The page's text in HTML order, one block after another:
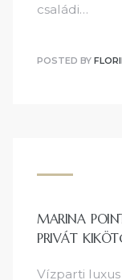
családi…
POSTED BY
MARINA
PRIVÁT
Vízparti